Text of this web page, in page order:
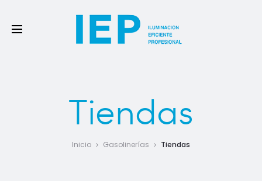
Tiendas
Inicio Gasolinerías Tiendas